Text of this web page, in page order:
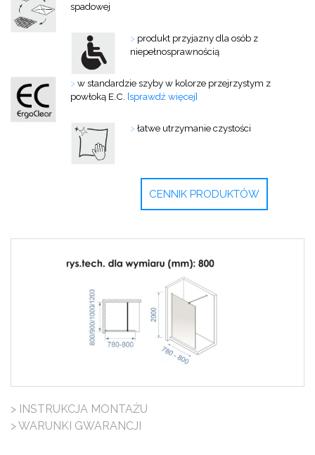
spadowej
> produkt przyjazny dla osób z
niepełnosprawnością
>w standardzie szyby w kolorze przejrzystym z
powłoką E.C. [sprawdź więcej]
>łatwe utrzymanie czystości
CENNIK PRODUKTÓW
> INSTRUKCJA MONTAŻU
> WARUNKI GWARANCJI